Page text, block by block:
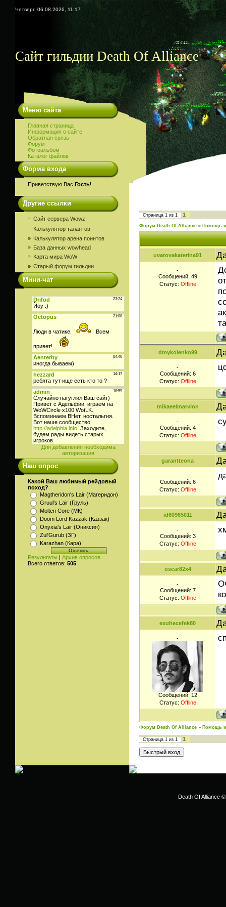
Четверг, 06.08.2026, 11:17
Сайт гильдии Death Of Alliance
Меню сайта
Главная страница
Информация о сайте
Обратная связь
Форум
Фотоальбом
Каталог файлов
Форма входа
Приветствую Вас Гость!
Другие ссылки
Сайт сервера Wowz
Калькулятор талантов
Калькулятор арена поинтов
База данных wowhead
Карта мира WoW
Старый форум гильдии
Мини-чат
Для добавления необходима
авторизация
Наш опрос
Какой Ваш любимый рейдовый
поход?
Magtheridon's Lair (Магеридон)
Gruul's Lair (Груль)
Molten Core (МК)
Doom Lord Kazzak (Каззак)
Onyxia's Lair (Ониксия)
Zul'Gurub (ЗГ)
Karazhan (Кара)
Результаты | Архив опросов
Всего ответов: 505
Страница 1 из 1 1
Форум Death Of Alliance » Помощь
uvarovakaterina91
-
Сообщений: 49
Статус: Offline
dmykolenko99
-
Сообщений: 6
Статус: Offline
mikaeelmarvion
-
Сообщений: 4
Статус: Offline
garantteona
-
Сообщений: 6
Статус: Offline
id60965011
-
Сообщений: 3
Статус: Offline
oscar82x4
-
Сообщений: 7
Статус: Offline
exuhecefek80
-
Сообщений: 12
Статус: Offline
Форум Death Of Alliance » Помощь
Страница 1 из 1 1
Death Of Alliance